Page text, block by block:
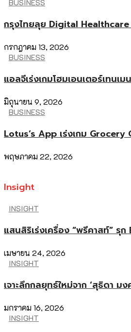
BUSINESS
กรุงไทยลุย Digital Healthcare
กรกฎาคม 13, 2026
BUSINESS
แอลจีเร่งเกมโฮมเอนเตอร์เทนเ
มิถุนายน 9, 2026
BUSINESS
Lotus’s App เร่งเกม Grocery
พฤษภาคม 22, 2026
Insight
INSIGHT
แสนสิริเร่งเครื่อง “พรีคาสท์” รุก
เมษายน 24, 2026
INSIGHT
เจาะลึกกลยุทธ์ใหม่จาก ‘สุธิดา ม
มกราคม 16, 2026
INSIGHT